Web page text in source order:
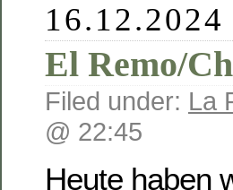
16.12.2024
El Remo/
Filed under: La
@ 22:45
Heute haben